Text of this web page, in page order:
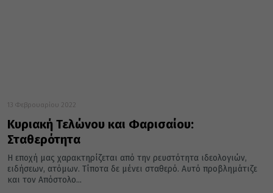
13 Φεβρουαρίου 2022
Κυριακή Τελώνου και Φαρισαίου:
Σταθερότητα
Η εποχή μας χαρακτηρίζεται από την ρευστότητα ιδεολογιών,
ειδήσεων, ατόμων. Τίποτα δε μένει σταθερό. Αυτό προβλημάτιζε
και τον Απόστολο...